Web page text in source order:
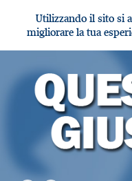
Utilizzando il sito si
migliorare la tua